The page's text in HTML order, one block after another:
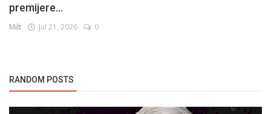
premijere...
Milt Jul 21, 2026 0
RANDOM POSTS